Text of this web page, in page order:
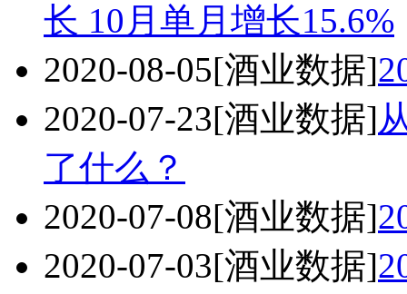
长 10月单月增长15.6%
2020-08-05[酒业数据]
2020-07-23[酒业数据]
了什么？
2020-07-08[酒业数据]
2020-07-03[酒业数据]